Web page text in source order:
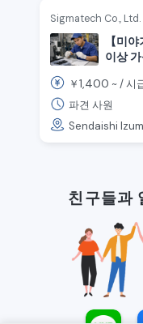
Sigmatech Co., Ltd.
【미
이상
￥1,400 ~ /시
파견 사원
Sendaishi
친구들과